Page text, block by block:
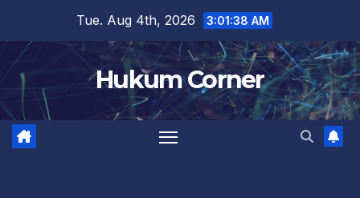
content
Tue. Aug 4th, 2026 3:01:38 AM
Hukum Corner